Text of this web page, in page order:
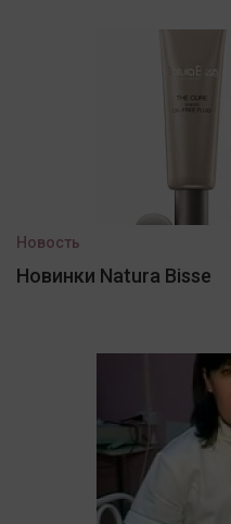
Новость
Новинки Natura Bisse